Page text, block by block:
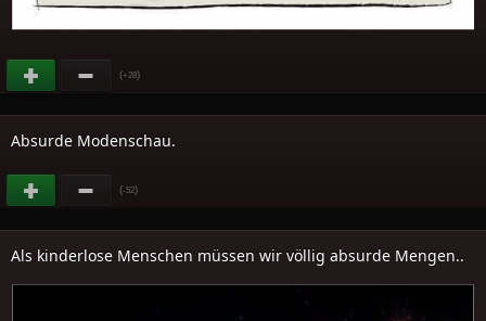
(+28)
Absurde Modenschau.
(-52)
Als kinderlose Menschen müssen wir völlig absurde Mengen..